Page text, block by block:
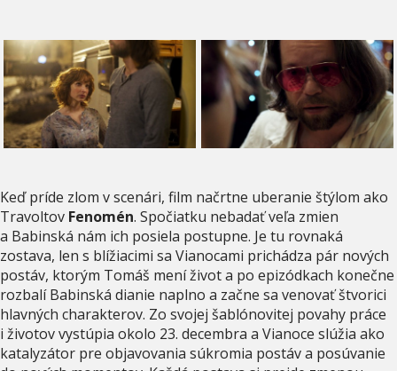
Keď príde zlom v scenári, film načrtne uberanie štýlom ako
Travoltov Fenomén. Spočiatku nebadať veľa zmien
a Babinská nám ich posiela postupne. Je tu rovnaká
zostava, len s blížiacimi sa Vianocami prichádza pár nových
postáv, ktorým Tomáš mení život a po epizódkach konečne
rozbalí Babinská dianie naplno a začne sa venovať štvorici
hlavných charakterov. Zo svojej šablónovitej povahy práce
i životov vystúpia okolo 23. decembra a Vianoce slúžia ako
katalyzátor pre objavovania súkromia postáv a posúvanie